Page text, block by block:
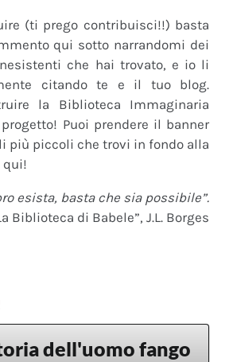
(ti prego contribuisci!!) basta
qui sotto narrandomi dei
che hai trovato, e io li
citando te e il tuo blog.
la Biblioteca Immaginaria
Puoi prendere il banner
più piccoli che trovi in fondo alla
qui!
esista, basta che sia possibile”.
Biblioteca di Babele”, J.L. Borges
dell'uomo fango